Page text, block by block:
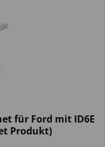
für Ford mit ID6E
Produkt)